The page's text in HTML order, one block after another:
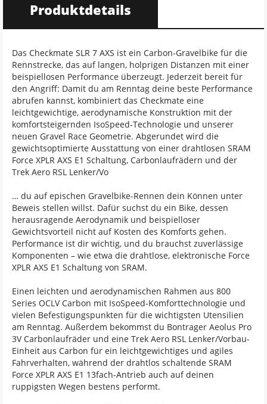
Produktdetails
Das Checkmate SLR 7 AXS ist ein Carbon-Gravelbike für die
Rennstrecke, das auf langen, holprigen Distanzen mit einer
beispiellosen Performance überzeugt. Jederzeit bereit für
den Angriff: Damit du am Renntag deine beste Performance
abrufen kannst, kombiniert das Checkmate eine
leichtgewichtige, aerodynamische Konstruktion mit der
komfortsteigernden IsoSpeed-Technologie und unserer
neuen Gravel Race Geometrie. Abgerundet wird die
gewichtsoptimierte Ausstattung von einer drahtlosen SRAM
Force XPLR AXS E1 Schaltung, Carbonlaufrädern und der
Trek Aero RSL Lenker/Vo
… du auf epischen Gravelbike-Rennen dein Können unter
Beweis stellen willst. Dafür suchst du ein Bike, dessen
herausragende Aerodynamik und beispielloser
Gewichtsvorteil nicht auf Kosten des Komforts gehen.
Performance ist dir wichtig, und du brauchst zuverlässige
Komponenten – wie etwa die drahtlose, elektronische Force
XPLR AXS E1 Schaltung von SRAM.
Einen leichten und aerodynamischen Rahmen aus 800
Series OCLV Carbon mit IsoSpeed-Komforttechnologie und
vielen Befestigungspunkten für die wichtigsten Utensilien
am Renntag. Außerdem bekommst du Bontrager Aeolus Pro
3V Carbonlaufräder und eine Trek Aero RSL Lenker/Vorbau-
Einheit aus Carbon für ein leichtgewichtiges und agiles
Fahrverhalten, während der drahtlos schaltende SRAM
Force XPLR AXS E1 13fach-Antrieb auch auf deinen
ruppigsten Wegen bestens performt.